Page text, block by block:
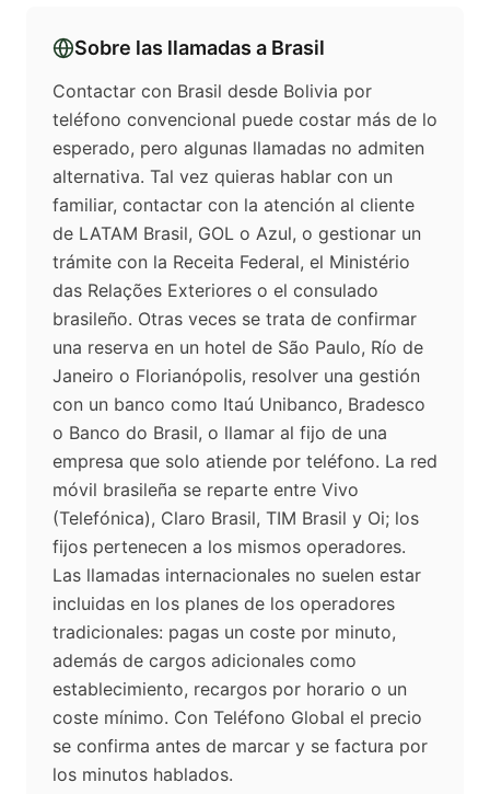
Sobre las llamadas a Brasil
Contactar con Brasil desde Bolivia por
teléfono convencional puede costar más de lo
esperado, pero algunas llamadas no admiten
alternativa. Tal vez quieras hablar con un
familiar, contactar con la atención al cliente
de LATAM Brasil, GOL o Azul, o gestionar un
trámite con la Receita Federal, el Ministério
das Relações Exteriores o el consulado
brasileño. Otras veces se trata de confirmar
una reserva en un hotel de São Paulo, Río de
Janeiro o Florianópolis, resolver una gestión
con un banco como Itaú Unibanco, Bradesco
o Banco do Brasil, o llamar al fijo de una
empresa que solo atiende por teléfono. La red
móvil brasileña se reparte entre Vivo
(Telefónica), Claro Brasil, TIM Brasil y Oi; los
fijos pertenecen a los mismos operadores.
Las llamadas internacionales no suelen estar
incluidas en los planes de los operadores
tradicionales: pagas un coste por minuto,
además de cargos adicionales como
establecimiento, recargos por horario o un
coste mínimo. Con Teléfono Global el precio
se confirma antes de marcar y se factura por
los minutos hablados.